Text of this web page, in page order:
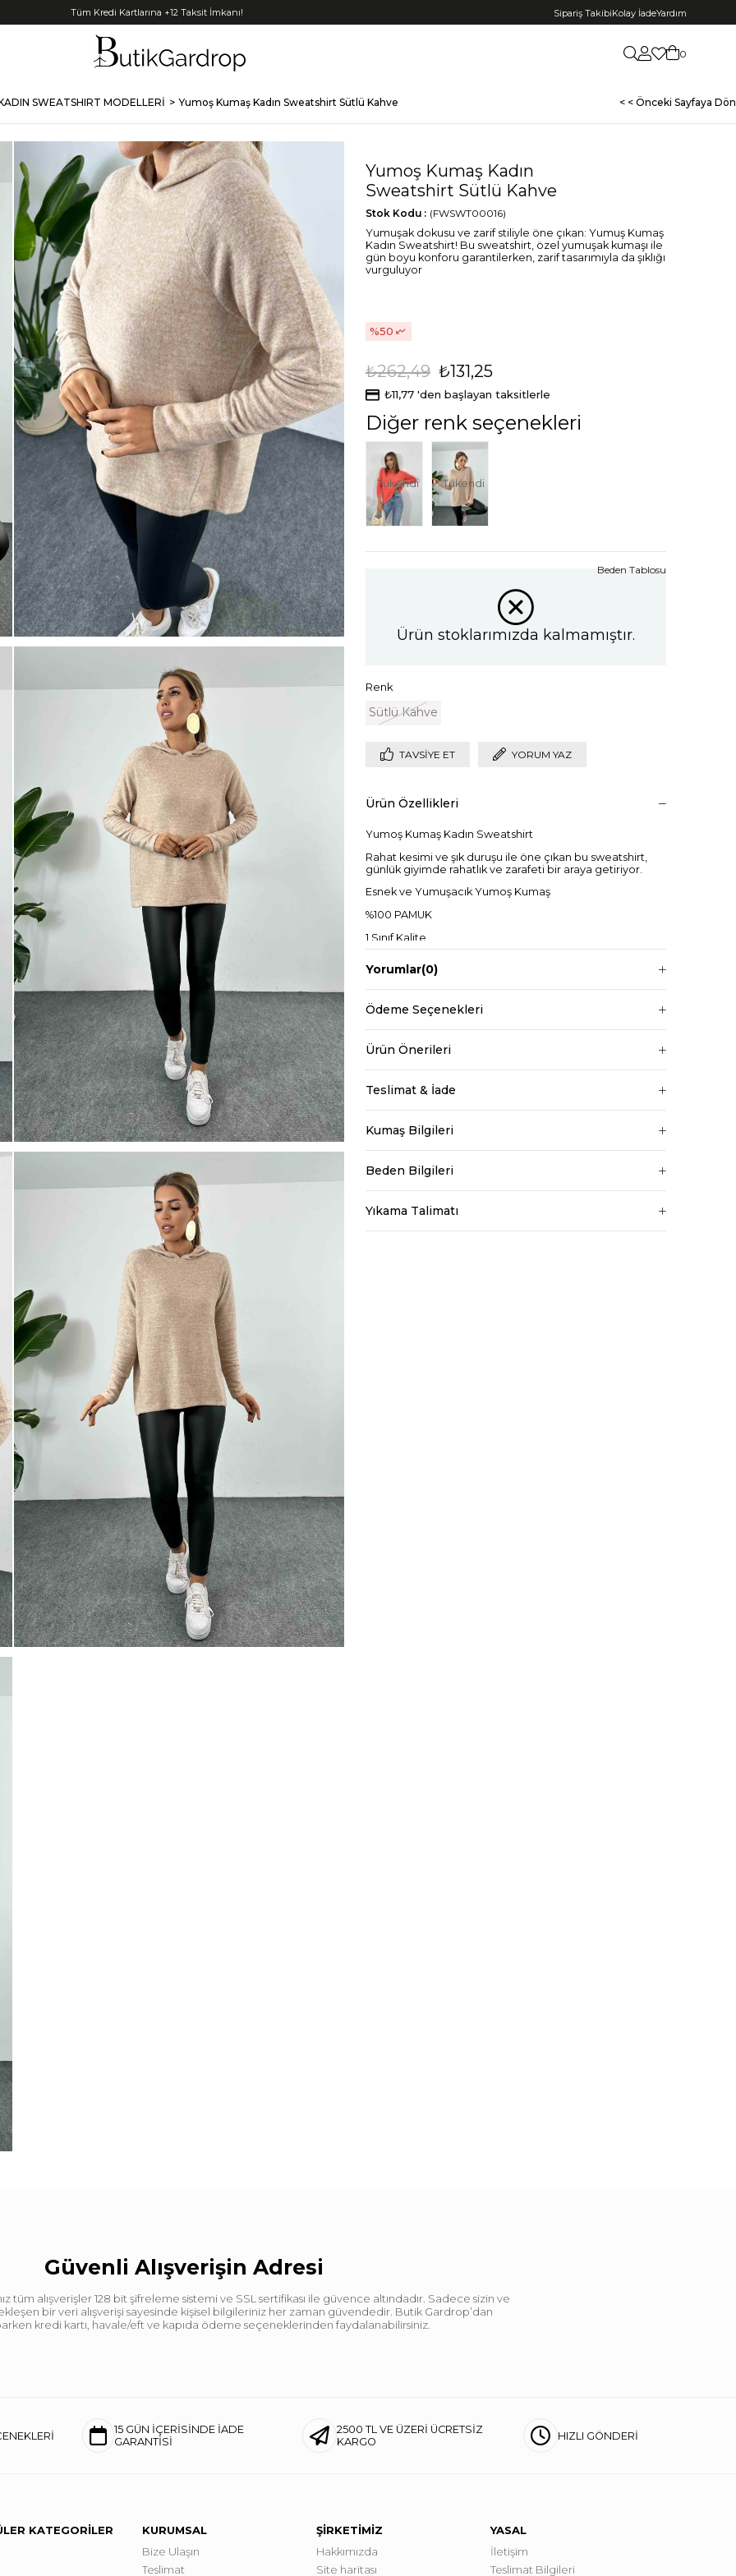
Tüm Kredi Kartlarına +12 Taksit İmkanı! Sipariş TakibiKolay İadeYardım
0
SWEATSHIRT MODELLERİ Yumoş Kumaş Kadın Sweatshirt Sütlü Kahve < < Önceki Sayfaya Dön
Yumoş Kumaş Kadın
Sweatshirt Sütlü Kahve
(FWSWT00016)
Stok Kodu
Yumuşak dokusu ve zarif stiliyle öne çıkan: Yumuş Kumaş
Kadın Sweatshirt! Bu sweatshirt, özel yumuşak kumaşı ile
gün boyu konforu garantilerken, zarif tasarımıyla da şıklığı
vurguluyor
50
₺262,49 ₺131,25
₺11,77 'den başlayan taksitlerle
Diğer renk seçenekleri
Tükendi Tükendi
Ürün stoklarımızda kalmamıştır.
Renk
Sütlü Kahve
Beden Tablosu
TAVSIYE ET YORUM YAZ
Ürün Özellikleri
Yumoş Kumaş Kadın Sweatshirt
Rahat kesimi ve şık duruşu ile öne çıkan bu sweatshirt,
günlük giyimde rahatlık ve zarafeti bir araya getiriyor.
Esnek ve Yumuşacık Yumoş Kumaş
%100 PAMUK
1.Sınıf Kalite
S M L Bedenli
Regular Boy
Manken ölçüleri ise;
Mankenimiz S beden giymiştir
Göğüs 83 cm
Bel 66 cm
Kalça 90 cm
Boy 1.73 cm
Yorumlar(0)
Ödeme Seçenekleri
Ürün Önerileri
Teslimat & İade
Kumaş Bilgileri
Beden Bilgileri
Yıkama Talimatı
Güvenli Alışverişin Adresi
tüm alışverişler 128 bit şifreleme sistemi ve SSL sertifikası ile güvence altındadır. Sadece sizin ve
bir veri alışverişi sayesinde kişisel bilgileriniz her zaman güvendedir. Butik Gardrop’dan
kredi kartı, havale/eft ve kapıda ödeme seçeneklerinden faydalanabilirsiniz.
15 GÜN İÇERİSİNDE İADE
GARANTİSİ
2500 TL VE ÜZERİ ÜCRETSİZ
KARGO
HIZLI GÖNDERİ
KATEGORİLER
KURUMSAL
Bize Ulaşın
Teslimat
ŞİRKETİMİZ
Hakkımızda
Site haritası
YASAL
İletişim
Teslimat Bilgileri
100 TL % 10
200 TL
% 15
% 20
KARGO
250 TL
TL
% 5
Mayıs Sürprizi!
Çarkı çevir ve fırsatı yakala !
korunmasını, sms ve WhatsApp üzerinden
bilgilendirmeleri almayı
kabul ediyorum.
Çevir Kazan